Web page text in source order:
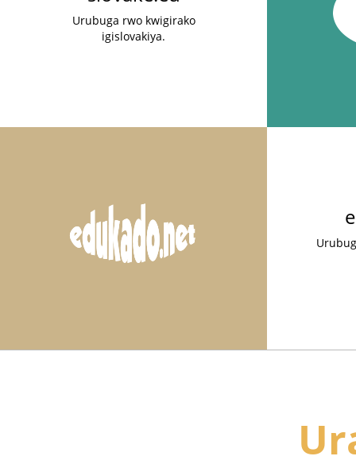
Urubuga rwo kwigirako
igislovakiya.